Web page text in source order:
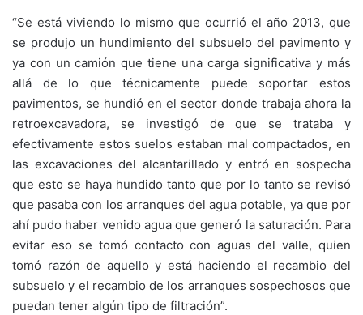
“Se está viviendo lo mismo que ocurrió el año 2013, que
se produjo un hundimiento del subsuelo del pavimento y
ya con un camión que tiene una carga significativa y más
allá de lo que técnicamente puede soportar estos
pavimentos, se hundió en el sector donde trabaja ahora la
retroexcavadora, se investigó de que se trataba y
efectivamente estos suelos estaban mal compactados, en
las excavaciones del alcantarillado y entró en sospecha
que esto se haya hundido tanto que por lo tanto se revisó
que pasaba con los arranques del agua potable, ya que por
ahí pudo haber venido agua que generó la saturación. Para
evitar eso se tomó contacto con aguas del valle, quien
tomó razón de aquello y está haciendo el recambio del
subsuelo y el recambio de los arranques sospechosos que
puedan tener algún tipo de filtración”.